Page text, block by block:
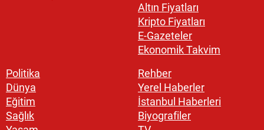
Altın Fiyatları
Kripto Fiyatları
E-Gazeteler
Ekonomik Takvim
Politika
Dünya
Eğitim
Sağlık
Rehber
Yerel Haberler
İstanbul Haberleri
Biyografiler